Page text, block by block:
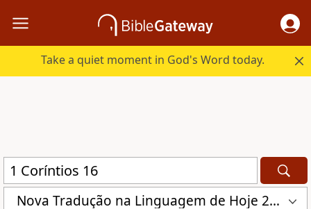
Take a quiet moment in God's Word today.
Nova Traduҫão na Linguagem de Hoje 2000 (NTLH)